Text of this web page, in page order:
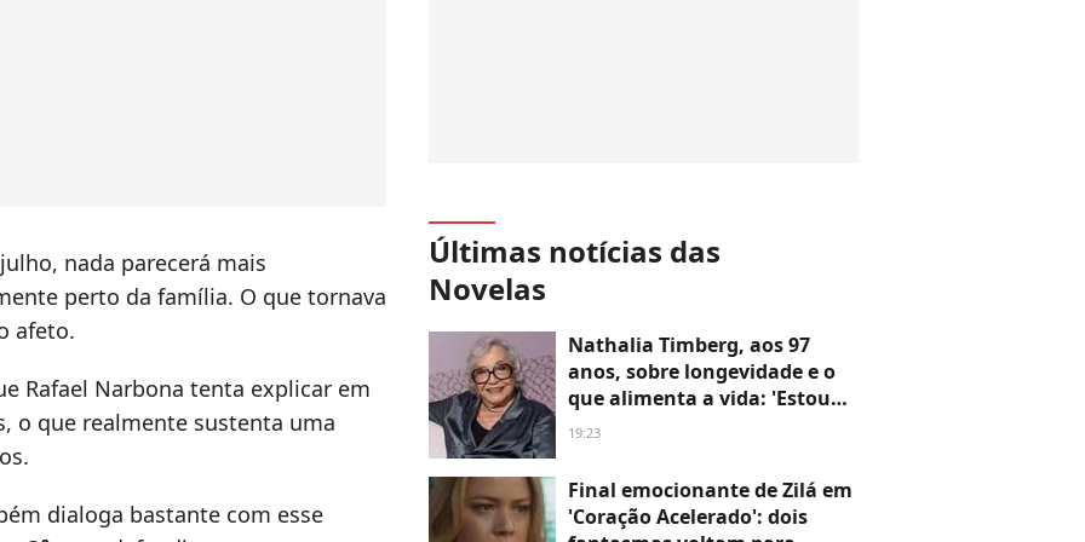
nada parecerá mais
perto da família. O que tornava
afeto.
Rafael Narbona tenta explicar em
o que realmente sustenta uma
dialoga bastante com esse
Últimas notícias das
Novelas
Nathalia Timberg, aos 97
anos, sobre longevidade e o
que alimenta a vida: 'Estou
chegando a um século. Você
desencantos. Confiar em
alguém é uma coisa muito
importante'
19:23
Final emocionante de Zilá em
'Coração Acelerado': dois